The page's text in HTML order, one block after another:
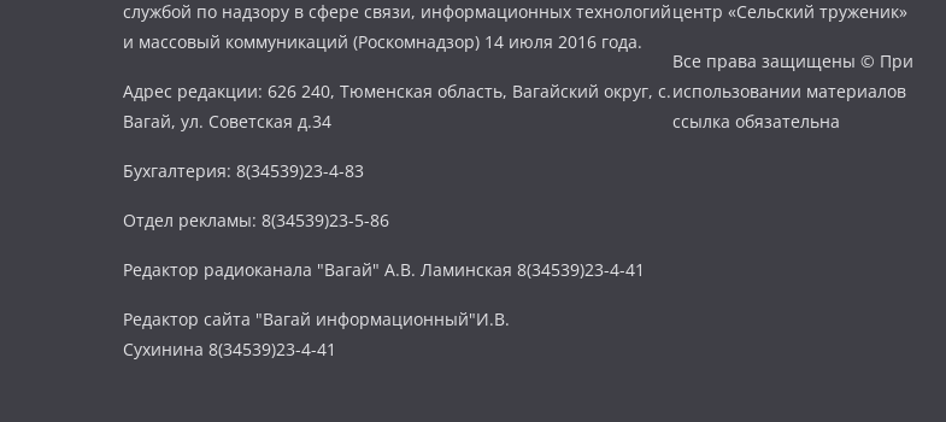
службой по надзору в сфере связи, информационных технологий
и массовый коммуникаций (Роскомнадзор) 14 июля 2016 года.
Адрес редакции: 626 240, Тюменская область, Вагайский округ, с.
Вагай, ул. Советская д.34
Бухгалтерия: 8(34539)23-4-83
Отдел рекламы: 8(34539)23-5-86
Редактор радиоканала "Вагай" А.В. Ламинская 8(34539)23-4-41
Редактор сайта "Вагай информационный"И.В.
Сухинина 8(34539)23-4-41
центр «Сельский труженик»
Все права защищены © При
использовании материалов
ссылка обязательна